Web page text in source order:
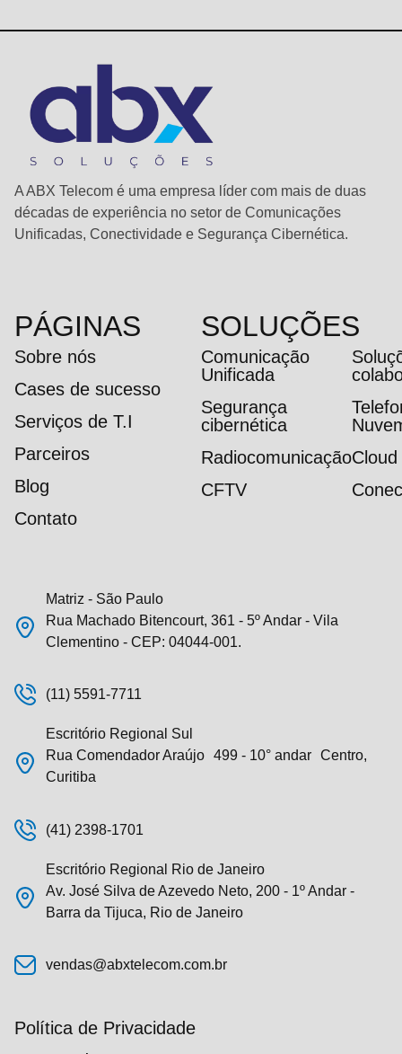
A ABX Telecom é uma empresa líder com mais de duas
décadas de experiência no setor de Comunicações
Unificadas, Conectividade e Segurança Cibernética.
PÁGINAS
Sobre nós
Cases de sucesso
Serviços de T.I
Parceiros
Blog
Contato
SOLUÇÕES
Comunicação
Unificada
Segurança
cibernética
RadiocomunicaçãoCloud
CFTV
Matriz - São Paulo
Rua Machado Bitencourt, 361 - 5º Andar - Vila
Clementino - CEP: 04044-001.
(11) 5591-7711
Escritório Regional Sul
Rua Comendador Araújo 499 - 10° andar Centro,
Curitiba
(41) 2398-1701
Escritório Regional Rio de Janeiro
Av. José Silva de Azevedo Neto, 200 - 1º Andar -
Barra da Tijuca, Rio de Janeiro
vendas@abxtelecom.com.br
Política de Privacidade